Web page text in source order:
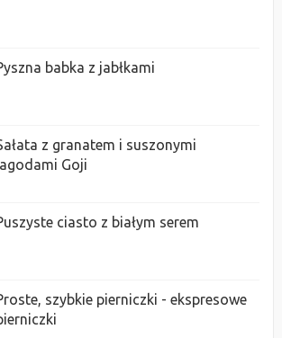
babka z jabłkami
z granatem i suszonymi
Goji
ciasto z białym serem
szybkie pierniczki - ekspresowe